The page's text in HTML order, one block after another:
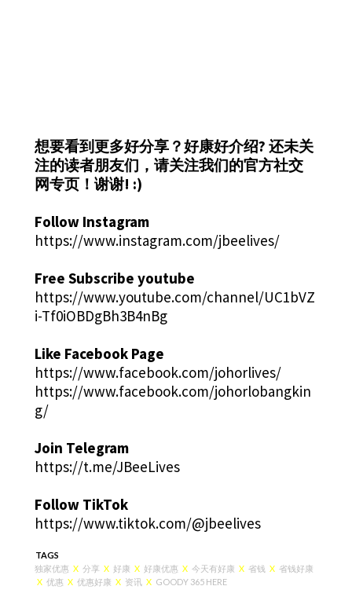
想要看到更多好分享？好康好介绍? 还未关
注的读者朋友们，请关注我们的官方社交
网专页！谢谢! :)
Follow Instagram
https://www.instagram.com/jbeelives/
Free Subscribe youtube
https://www.youtube.com/channel/UC1bVZ
i-Tf0iOBDgBh3B4nBg
Like Facebook Page
https://www.facebook.com/johorlives/
https://www.facebook.com/johorlobangkin
g/
Join Telegram
https://t.me/JBeeLives
Follow TikTok
https://www.tiktok.com/@jbeelives
TAGS
独家优惠 X 分享 X 好康 X 好康优惠 X 今天有好康 X 省钱 X 省钱好康
X 优惠 X 优惠好康 X 资讯 X GOODY 365 HERE